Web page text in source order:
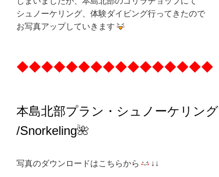
シュノーケリング、体験ダイビング行ってきたので
お写真アップしていきます
◆◆◆◆◆◆◆◆◆◆◆◆◆◆◆◆
本島北部プラン・ シュノーケリング
/Snorkeling🌺
写真のダウンロードはこちらから ↓↓